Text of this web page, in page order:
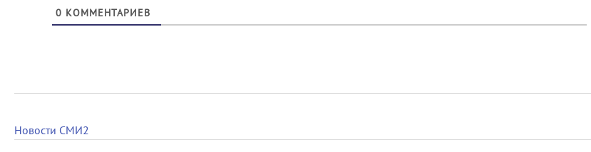
0 КОММЕНТАРИЕВ
Новости СМИ2